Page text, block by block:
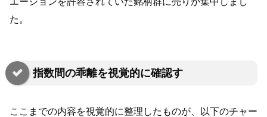
た。
指数間の乖離を視覚的に確認す
ここまでの内容を視覚的に整理したものが、以下のチャー